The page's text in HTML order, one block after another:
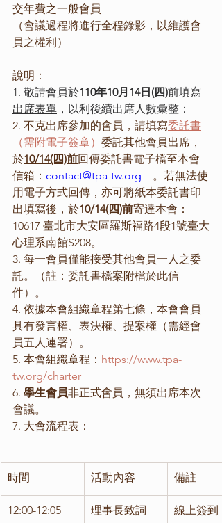
交年費之一般會員
（會議過程將進行全程錄影，以維護會
員之權利）
說明：
1. 敬請會員於110年10月14日(四)前填寫
出席表單 ，以利後續出席人數彙整：
2. 不克出席參加的會員，請填寫委託書
（需附電子簽章） 委託其他會員出席，
於10/14(四)前回傳委託書電子檔至本會
信箱： contact@tpa-tw.org
    。若無法使
用電子方式回傳，亦可將紙本委託書印
出填寫後，於10/14(四)前寄達本會：
10617 臺北市大安區羅斯福路4段1號臺大
心理系南館S208。
3. 每一會員僅能接受其他會員一人之委
託。（註：委託書檔案附檔於此信
件）。
4. 依據本會組織章程第七條，本會會員
具有發言權、表決權、提案權（需經會
員五人連署）。
5. 本會組織章程： https://www.tpa-
tw.org/charter
6. 學生會員非正式會員，無須出席本次
會議。
7. 大會流程表：
時間 活動內容 備註
12:00-12:05 理事長致詞 線上簽到